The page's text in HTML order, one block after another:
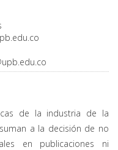
de la industria de la
a la decisión de no
en publicaciones ni